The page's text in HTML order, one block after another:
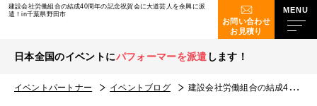
建設会社労働組合の結成40周年の記念祝賀会に大道芸人を余興に派
遣！in千葉県野田市
お問い合わせ
お見積り
日本全国のイベントにパフォーマーを派遣 します！
イベントパートナー イベントブログ 建設会社労働組合の結成40周年の記念祝賀会に大道芸人を余興に派遣！in千葉県野田市